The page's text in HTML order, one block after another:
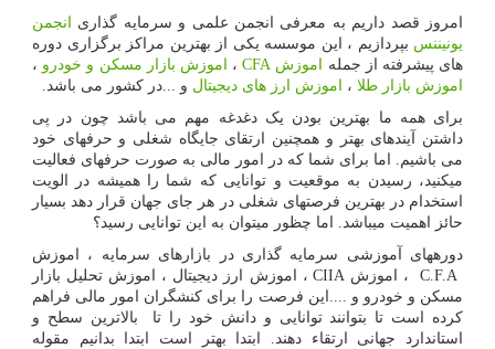
امروز قصد داریم به معرفی انجمن علمی و سرمایه گذاری
انجمن
یونیننس بپردازیم ، این موسسه یکی از بهترین مراکز برگزاری دوره
های پیشرفته از جمله
اموزش CFA، اموزش بازار مسکن و خودرو ،
اموزش بازار طلا ، اموزش ارز های دیجیتال و ...در کشور می باشد.
برای همه ما بهترین بودن یک دغدغه مهم می باشد چون در پی
داشتن آینده­ای بهتر و همچنین ارتقای جایگاه شغلی و حرفه­ای خود
می باشیم. اما برای شما که در امور مالی به صورت حرفه­ای فعالیت
می­کنید، رسیدن به موقعیت و توانایی که شما را همیشه در الویت
استخدام در بهترین فرصت­های شغلی در هر جای جهان قرار دهد بسیار
حائز اهمیت می­باشد. اما چظور می­توان به این توانایی رسید؟
دوره­های آموزشی سرمایه گذاری در بازارهای سرمایه ، اموزش
C.F.A ، اموزشCIIA ، اموزش ارز دیجیتال ، اموزش تحلیل بازار
مسکن و خودرو و ....این فرصت را برای کنشگران امور مالی فراهم
کرده است تا بتوانند توانایی و دانش خود را تا بالاترین سطح و
استاندارد جهانی ارتقاء دهند. ابتدا بهتر است ابتدا بدانیم مقوله